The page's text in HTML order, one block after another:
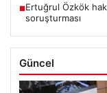
■Ertuğrul Özkök
soruşturması
Güncel